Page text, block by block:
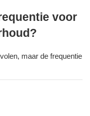
voor
maar de frequentie